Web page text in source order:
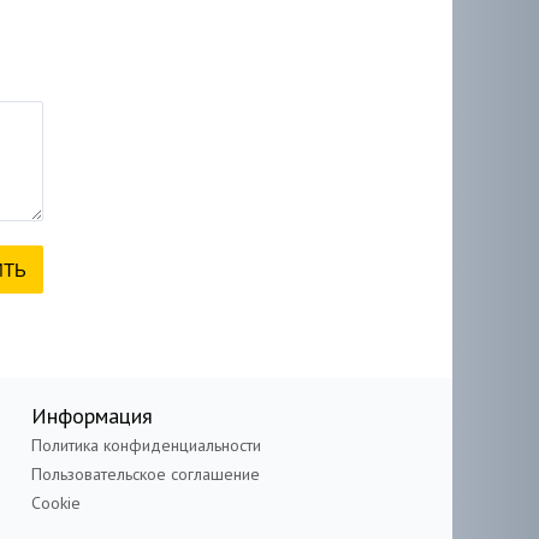
Информация
Политика конфиденциальности
Пользовательское соглашение
Cookie